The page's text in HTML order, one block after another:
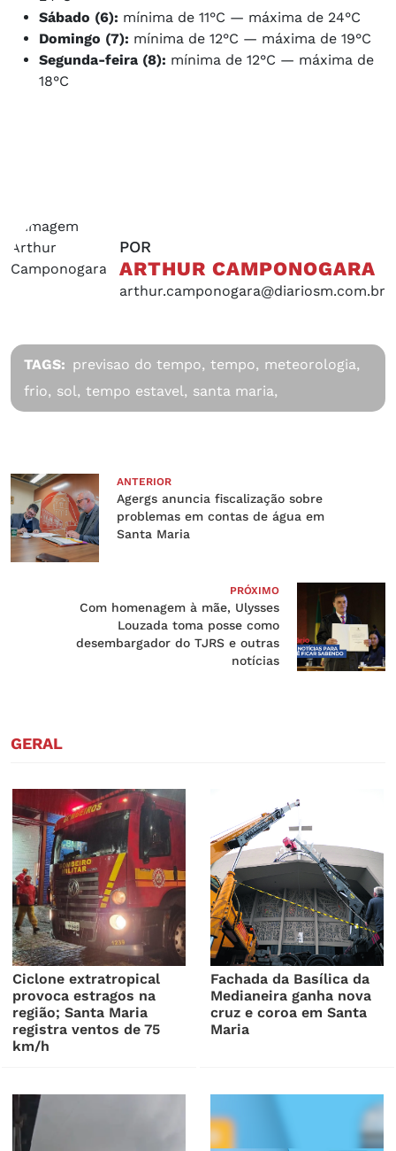
Sábado (6): mínima de 11°C — máxima de 24°C
Domingo (7): mínima de 12°C — máxima de 19°C
Segunda-feira (8): mínima de 12°C — máxima de
18°C
POR
ARTHUR CAMPONOGARA
arthur.camponogara@diariosm.com.br
TAGS: previsao do tempo, tempo, meteorologia,
frio, sol, tempo estavel, santa maria,
ANTERIOR
Agergs anuncia fiscalização sobre
problemas em contas de água em
Santa Maria
PRÓXIMO
Com homenagem à mãe, Ulysses
Louzada toma posse como
desembargador do TJRS e outras
notícias
GERAL
Ciclone extratropical
provoca estragos na
região; Santa Maria
registra ventos de 75
km/h
Fachada da Basílica da
Medianeira ganha nova
cruz e coroa em Santa
Maria